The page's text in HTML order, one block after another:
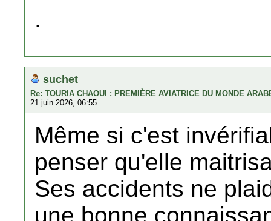
.
suchet
Re: TOURIA CHAOUI : PREMIÈRE AVIATRICE DU MONDE
21 juin 2026, 06:55
Même si c'est
penser qu'elle
Ses accidents ne
une bonne